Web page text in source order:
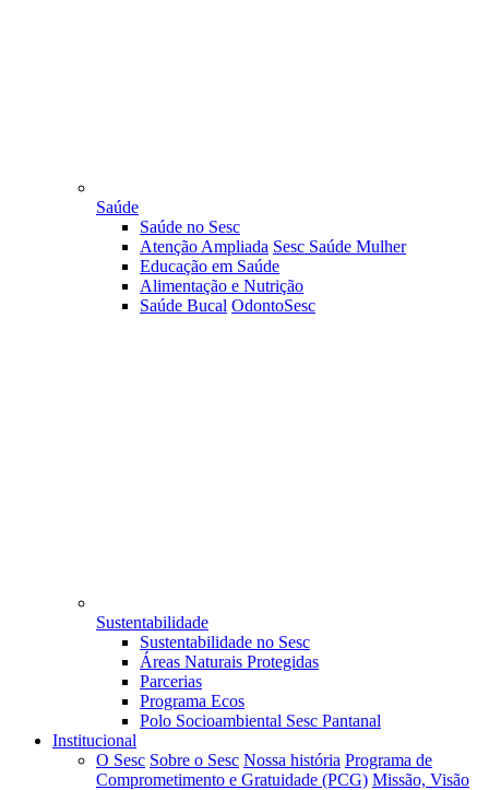
Saúde
Saúde no Sesc
Atenção Ampliada Sesc Saúde Mulher
Educação em Saúde
Alimentação e Nutrição
Saúde Bucal OdontoSesc
Sustentabilidade
Sustentabilidade no Sesc
Áreas Naturais Protegidas
Parcerias
Programa Ecos
Polo Socioambiental Sesc Pantanal
Institucional
O Sesc Sobre o Sesc Nossa história Programa de
Comprometimento e Gratuidade (PCG) Missão, Visão